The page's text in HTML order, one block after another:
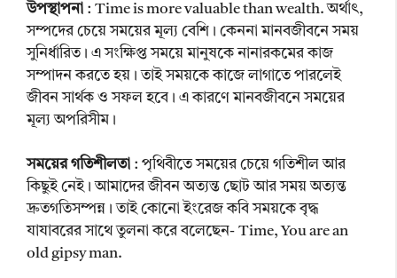
উপস্থাপনা : Time is more valuable than wealth. অর্থাৎ,
সম্পদের চেয়ে সময়ের মূল্য বেশি। কেননা মানবজীবনে সময়
সুনির্ধারিত। এ সংক্ষিপ্ত সময়ে মানুষকে নানারকমের কাজ
সম্পাদন করতে হয়। তাই সময়কে কাজে লাগাতে পারলেই
জীবন সার্থক ও সফল হবে। এ কারণে মানবজীবনে সময়ের
মূল্য অপরিসীম।
সময়ের গতিশীলতা : পৃথিবীতে সময়ের চেয়ে গতিশীল আর
কিছুই নেই। আমাদের জীবন অত্যন্ত ছোট আর সময় অত্যন্ত
দ্রুতগতিসম্পন্ন। তাই কোনো ইংরেজ কবি সময়কে বৃদ্ধ
যাযাবরের সাথে তুলনা করে বলেছেন- Time, You are an
old gipsy man.